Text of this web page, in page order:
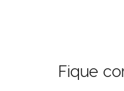
Fique